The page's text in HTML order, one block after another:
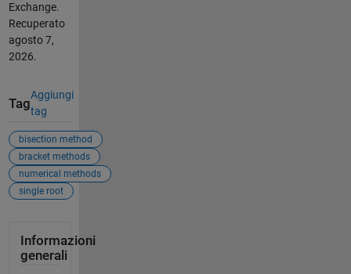
Exchange.
Recuperato
agosto 7,
2026.
Tag
Aggiungi
tag
bisection method
bracket methods
numerical methods
single root
Informazioni
generali